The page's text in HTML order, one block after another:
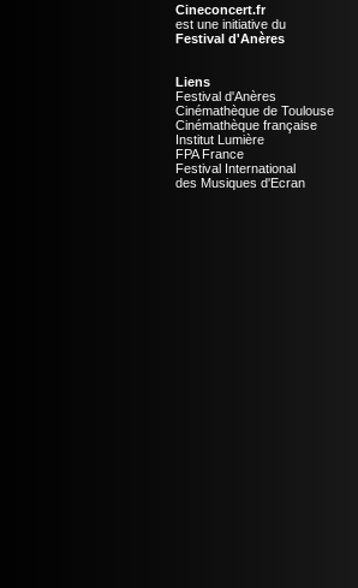
Cineconcert.fr
est une initiative du
Festival d'Anères
Liens
Festival d'Anères
Cinémathèque de Toulouse
Cinémathèque française
Institut Lumière
FPA France
Festival International
des Musiques d'Ecran